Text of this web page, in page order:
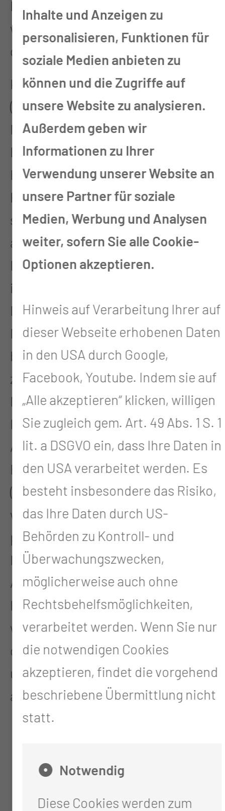
Fragestellungen zu ermöglichen,
wird die dafür notwendige Struktur
gerade aufgebaut.
Konkret verfügt die Nephrologie
(Fachabteilung für
Nierenkrankheiten) über eine
Bettenstation (M2/2) zur
Behandlung von Patientinnen und
Patienten mit plötzlich oder
schleichend-langsam neu
aufgetretener Nierenschwäche.
Dies umfasst nichtinvasive und
invasive Möglichkeiten zur
Diagnostik und Therapie von
Nierenerkrankungen. Therapien
beinhalten die Initiierung einer
zeitweiligen oder dauerhaften
Nierenersatztherapie sowie einer
Immuntherapie zum Blutplasma-
Austausch oder zur
Blutplasmabehandlung
(Immunadsorption). Weiter sehen
wir bei Dialysepatientinnen und -
patienten die Vorbereitung zur
Nierentransplantation als unsere
Aufgabe an. Immer mehr
Patientinnen und Patienten
werden mit Luftnot aufgrund einer
gleichzeitig vorliegenden Herz-
und Nierenschwäche stationär
aufgenommen.
880
Inhalte und Anzeigen zu
personalisieren, Funktionen für
soziale Medien anbieten zu
können und die Zugriffe auf
unsere Website zu analysieren.
Außerdem geben wir
Informationen zu Ihrer
Verwendung unserer Website an
unsere Partner für soziale
Medien, Werbung und Analysen
weiter, sofern Sie alle Cookie-
Optionen akzeptieren.
Hinweis auf Verarbeitung Ihrer auf
dieser Webseite erhobenen Daten
in den USA durch Google,
Facebook, Youtube. Indem sie auf
„Alle akzeptieren“ klicken, willigen
Sie zugleich gem. Art. 49 Abs. 1 S. 1
lit. a DSGVO ein, dass Ihre Daten in
den USA verarbeitet werden. Es
besteht insbesondere das Risiko,
das Ihre Daten durch US-
Behörden zu Kontroll- und
Überwachungszwecken,
möglicherweise auch ohne
Rechtsbehelfsmöglichkeiten,
verarbeitet werden. Wenn Sie nur
die notwendigen Cookies
akzeptieren, findet die vorgehend
beschriebene Übermittlung nicht
statt.
Notwendig
Diese Cookies werden zum